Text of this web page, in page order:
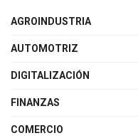
AGROINDUSTRIA
AUTOMOTRIZ
DIGITALIZACIÓN
FINANZAS
COMERCIO